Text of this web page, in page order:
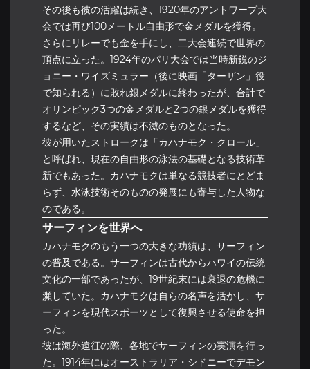
その後も彼の活躍は続き、1920年のアントワープ大
会では再び100メートル自由形で金メダルを獲得。
さらにリレーでも金を手にし、二大会連続で世界の
頂点に立った。1924年のパリ大会では当時新鋭のジ
ョニー・ワイズミュラー（後に映画「ターザン」役
で知られる）に敗れ銀メダルに終わったが、合計で
オリンピック3つの金メダルと2つの銀メダルを獲得
するなど、その実績は不滅のものとなった。
彼が用いたストロークは「カハナモク・クロール」
と呼ばれ、現在の自由形の泳法の基礎となる技術革
新でもあった。カハナモクは単なる競技者にとどま
らず、水泳技術そのものの発展にも寄与した人物な
のである。
サーフィンを世界へ
カハナモクのもう一つの大きな功績は、サーフィン
の普及である。サーフィンは古代からハワイの伝統
文化の一部であったが、19世紀末には衰退の危機に
瀕していた。カハナモクは自らの名声を活かし、サ
ーフィンを現代スポーツとして復興させる使命を担
った。
彼は海外遠征の際、各地でサーフィンの実演を行っ
た。1914年にはオーストラリア・シドニーでデモン